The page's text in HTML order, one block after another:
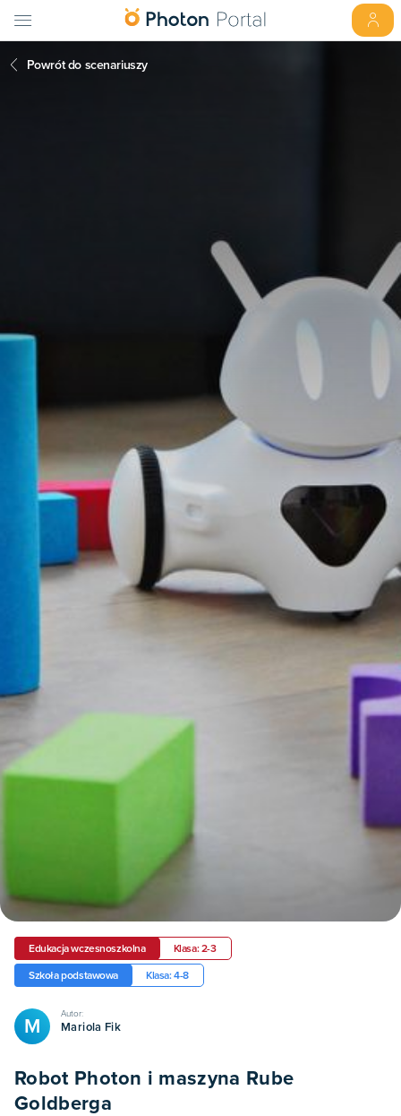
Edukacja wczesnoszkolna Klasa: 2-3
Szkoła podstawowa Klasa: 4-8
M
Autor:
Mariola Fik
Robot Photon i maszyna Rube
Goldberga
Powrót do scenariuszy